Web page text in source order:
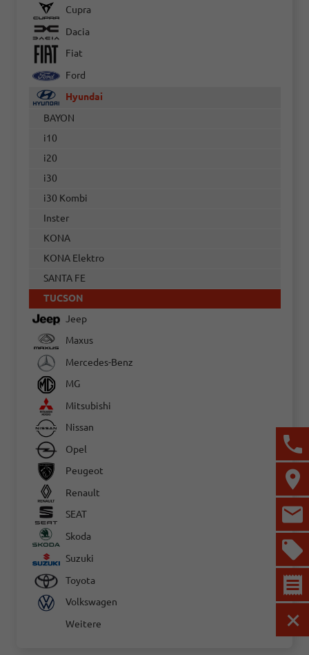
Cupra
Dacia
Fiat
Ford
Hyundai
BAYON
i10
i20
i30
i30 Kombi
Inster
KONA
KONA Elektro
SANTA FE
TUCSON
Jeep
Maxus
Mercedes-Benz
MG
Mitsubishi
Nissan
Opel
Peugeot
Renault
SEAT
Skoda
Suzuki
Toyota
Volkswagen
Weitere